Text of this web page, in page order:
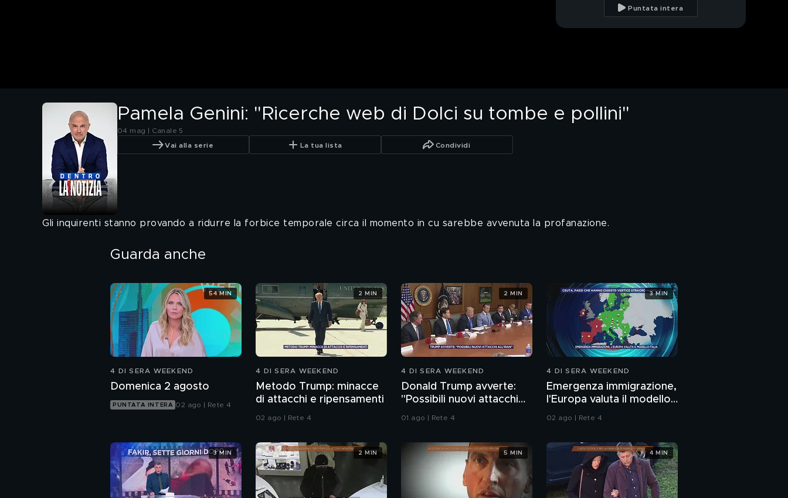
Chiara dopo un rifiuto"
Pamela Genini:
"Ricerche web di
Dolci su tombe e
pollini"
Pamela Genini, nella
proprietà di Dolci:
rocce e grotte
Pavoni: deposte nuove
uova, cresce
senza cure
Stasera appuntamento
con "I Cesaroni - Il
ritorno"
Puntata intera
Pamela Genini: "Ricerche web di Dolci su tombe e pollini"
04 mag | Canale 5
Vai alla serie La tua lista Condividi
Gli inquirenti stanno provando a ridurre la forbice temporale circa il momento in cu sarebbe avvenuta la profanazione.
Guarda anche
4 DI SERA WEEKEND
Domenica 2 agosto
PUNTATA INTERA 02 ago | Rete 4
54 MIN
4 DI SERA WEEKEND
Metodo Trump: minacce
di attacchi e ripensamenti
02 ago | Rete 4
2 MIN
4 DI SERA WEEKEND
Donald Trump avverte:
"Possibili nuovi attacchi
all'Iran"
01 ago | Rete 4
2 MIN
4 DI SERA WEEKEND
Emergenza immigrazione,
l'Europa valuta il modello
02 ago | Rete 4
3 MIN
3 MIN 2 MIN 5 MIN 4 MIN